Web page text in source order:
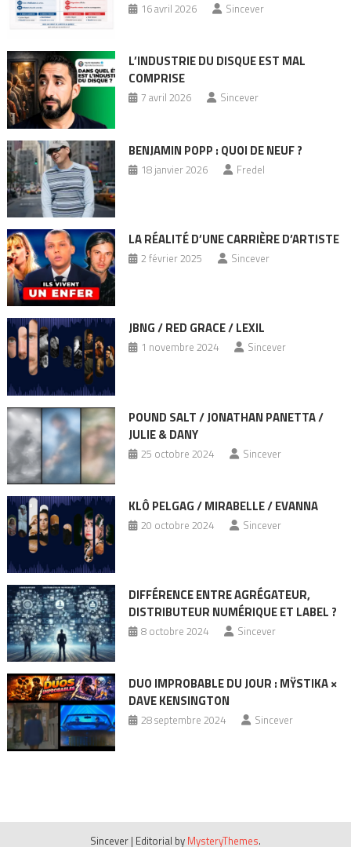
16 avril 2026 Sincever
L’INDUSTRIE DU DISQUE EST MAL
COMPRISE
7 avril 2026 Sincever
BENJAMIN POPP : QUOI DE NEUF ?
18 janvier 2026 Fredel
LA RÉALITÉ D’UNE CARRIÈRE D’ARTISTE
2 février 2025 Sincever
JBNG / RED GRACE / LEXIL
1 novembre 2024 Sincever
POUND SALT / JONATHAN PANETTA /
JULIE & DANY
25 octobre 2024 Sincever
KLÔ PELGAG / MIRABELLE / EVANNA
20 octobre 2024 Sincever
DIFFÉRENCE ENTRE AGRÉGATEUR,
DISTRIBUTEUR NUMÉRIQUE ET LABEL ?
8 octobre 2024 Sincever
DUO IMPROBABLE DU JOUR : MŸSTIKA ×
DAVE KENSINGTON
28 septembre 2024 Sincever
Sincever | Editorial by MysteryThemes.